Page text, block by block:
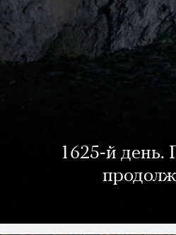
1625-й день.